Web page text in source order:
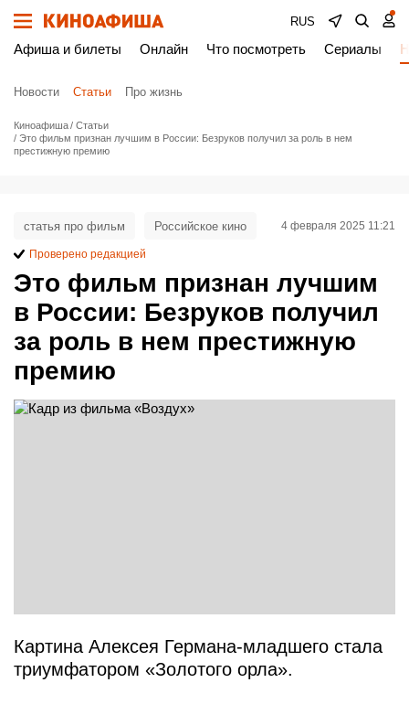
RUS
Афиша и билеты Онлайн Что посмотреть Сериалы
Новости Статьи Про жизнь
Киноафиша
Статьи
Это фильм признан лучшим в России: Безруков получил за роль в нем
престижную премию
Это фильм признан лучшим
в России: Безруков получил
за роль в нем престижную
премию
статья про фильм Российское кино 4 февраля 2025 11:21
Проверено редакцией
Картина Алексея Германа-младшего стала
триумфатором «Золотого орла».